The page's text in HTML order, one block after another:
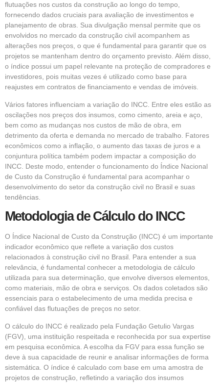
flutuações nos custos da construção ao longo do tempo,
fornecendo dados cruciais para avaliação de investimentos e
planejamento de obras. Sua divulgação mensal permite que os
envolvidos no mercado da construção civil acompanhem as
alterações nos preços, o que é fundamental para garantir que os
projetos se mantenham dentro do orçamento previsto. Além disso,
o índice possui um papel relevante na proteção de compradores e
investidores, pois muitas vezes é utilizado como base para
reajustes em contratos de financiamento e vendas de imóveis.
Vários fatores influenciam a variação do INCC. Entre eles estão as
oscilações nos preços dos insumos, como cimento, areia e aço,
bem como as mudanças nos custos de mão de obra, em
detrimento da oferta e demanda no mercado de trabalho. Fatores
econômicos como a inflação, o aumento das taxas de juros e a
conjuntura política também podem impactar a composição do
INCC. Deste modo, entender o funcionamento do Índice Nacional
de Custo da Construção é fundamental para acompanhar o
desenvolvimento do setor da construção civil no Brasil e suas
tendências.
Metodologia de Cálculo do INCC
O Índice Nacional de Custo da Construção (INCC) é um importante
indicador econômico que reflete a variação dos custos
relacionados à construção civil no Brasil. Para entender a sua
relevância, é fundamental conhecer a metodologia de cálculo
utilizada para sua determinação, que envolve diversos elementos,
como materiais, mão de obra e serviços. Os dados coletados são
essenciais para o estabelecimento de uma medida precisa e
confiável das flutuações de preços no setor.
O cálculo do INCC é realizado pela Fundação Getulio Vargas
(FGV), uma instituição respeitada e reconhecida por sua expertise
em pesquisa econômica. A escolha da FGV para essa função se
deve à sua capacidade de reunir e analisar informações de forma
sistemática. O índice é calculado com base em uma amostra de
projetos de construção, refletindo a variação dos insumos